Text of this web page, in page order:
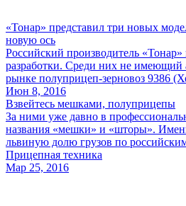
«Тонар» представил три новых
новую ось
Российский производитель «Тонар»
разработки. Среди них не имеющий
рынке полуприцеп-зерновоз 9386
Июн 8, 2016
Взвейтесь мешками, полуприцепы
За ними уже давно в
названия «мешки» и «шторы».
львиную долю грузов по
Прицепная техника
Мар 25, 2016